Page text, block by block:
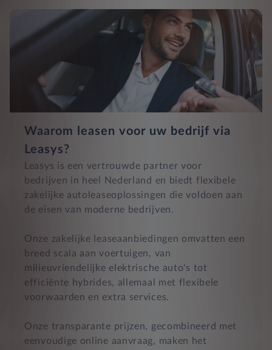
Waarom leasen voor uw bedrijf via
Leasys?
Leasys is een vertrouwde partner voor
bedrijven in heel Nederland en biedt flexibele
zakelijke autoleaseoplossingen die voldoen aan
de eisen van moderne bedrijven.
Onze zakelijke leaseaanbiedingen omvatten een
breed scala aan voertuigen, van
milieuvriendelijke elektrische auto's tot
efficiënte hybrides, allemaal met flexibele
voorwaarden en extra services.
Onze transparante prijzen, gecombineerd met
eenvoudige online aanvraag, maken het